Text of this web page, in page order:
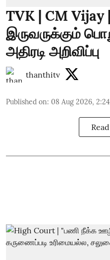
TVK | CM Vijay
இருவருக்கும்
அதிரடி அறிவிப்பு
thanthitv
Published on: 08 Aug 2026,